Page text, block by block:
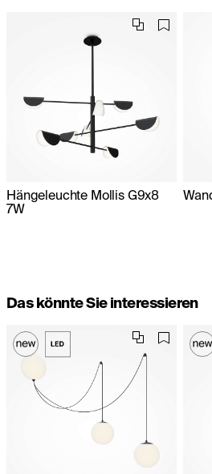
Hängeleuchte Mollis G9x8
7W
Das könnte Sie interessieren